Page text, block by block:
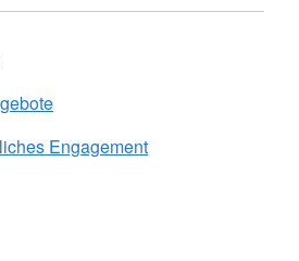
Engagement